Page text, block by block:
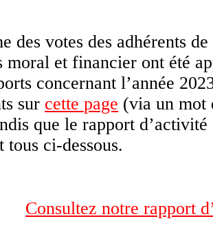
des votes des adhérents
moral et financier ont été
concernant l’année
sur cette page (via un mot
que le rapport
tous ci-dessous.
Consultez notre rapport